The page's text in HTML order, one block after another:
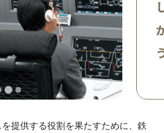
提供する役割を果たすために、鉄